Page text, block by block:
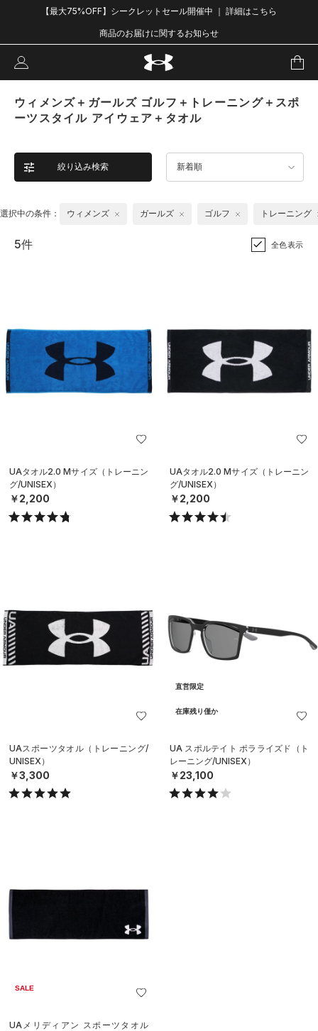
【最大75%OFF】シークレットセール開催中 ｜ 詳細はこちら
商品のお届けに関するお知らせ
ウィメンズ＋ガールズ ゴルフ＋トレーニング＋スポ
ーツスタイル アイウェア＋タオル
絞り込み検索 新着順
選択中の条件： ウィメンズ ガールズ ゴルフ トレーニング
5件 全色表示
UAタオル2.0 Mサイズ（トレーニン
グ/UNISEX）
￥2,200
UAタオル2.0 Mサイズ（トレーニン
グ/UNISEX）
￥2,200
UAスポーツタオル（トレーニング/
UNISEX）
￥3,300
直営限定
在庫残り僅か
UA スポルテイト ポラライズド（ト
レーニング/UNISEX）
￥23,100
SALE
UAメリディアン スポーツタオル